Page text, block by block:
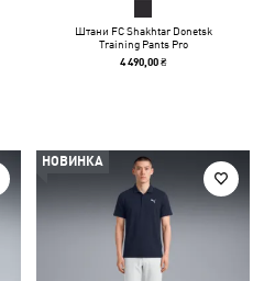
Штани FC Shakhtar Donetsk
Training Pants Pro
4 490,00 ₴
НОВИНКА